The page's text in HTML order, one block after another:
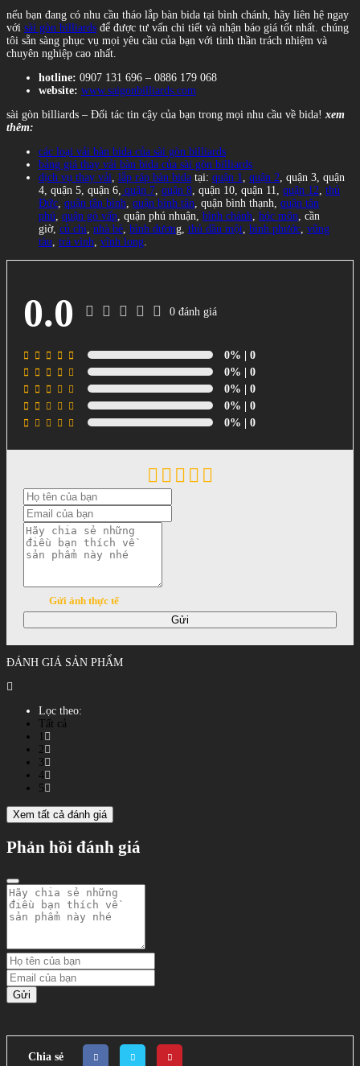
nếu bạn đang có nhu cầu tháo lắp bàn bida tại bình chánh, hãy liên hệ ngay
với sài gòn billiards để được tư vấn chi tiết và nhận báo giá tốt nhất. chúng
tôi sẵn sàng phục vụ mọi yêu cầu của bạn với tinh thần trách nhiệm và
chuyên nghiệp cao nhất.
hotline: 0907 131 696 – 0886 179 068
website: www.saigonbilliards.com
sài gòn billiards – Đối tác tin cậy của bạn trong mọi nhu cầu về bida! xem
thêm:
các loại vải bàn bida của sài gòn billiards
bảng giá thay vải bàn bida của sài gòn billiards
dịch vụ thay vải, lắp ráp bàn bida tại: quận 1, quận 2, quận 3, quận
4, quận 5, quận 6, quận 7, quận 8, quận 10, quận 11, quận 12, thủ
Đức, quận tân bình, quận bình tân, quận bình thạnh, quận tân
phú, quận gò vấp, quận phú nhuận, bình chánh, hóc môn, cần
giờ, củ chi, nhà bè, bình dương, thủ dầu một, bình phước, vũng
tàu, trà vinh, vĩnh long.
0.0 0 đánh giá
0% | 0
0% | 0
0% | 0
0% | 0
0% | 0
Gửi ảnh thực tế
Gửi
ĐÁNH GIÁ SẢN PHẨM
Lọc theo:
Tất cả
2
3
4
5
Xem tất cả đánh giá
Phản hồi đánh giá
Gửi
Chia sẻ